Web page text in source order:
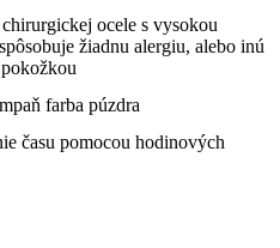
ocele s vysokou
žiadnu alergiu, alebo inú
farba púzdra
času pomocou hodinových